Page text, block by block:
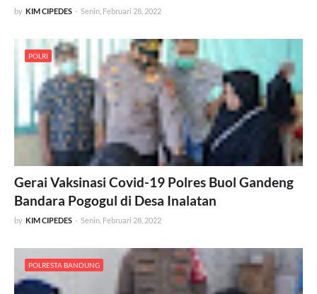
by KIM CIPEDES - Senin, Februari 28, 2022
POLRI
Gerai Vaksinasi Covid-19 Polres Buol Gandeng
Bandara Pogogul di Desa Inalatan
by KIM CIPEDES - Senin, Februari 28, 2022
POLRESTA BANDUNG